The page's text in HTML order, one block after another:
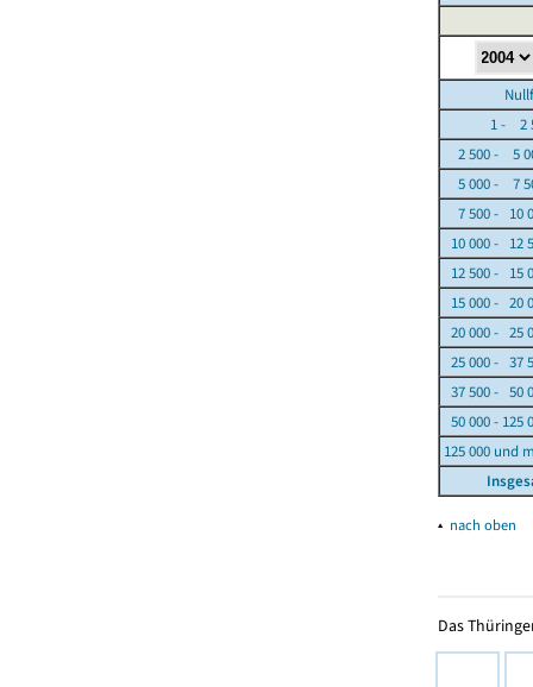
1 - 2
2 500 - 5
5 000 - 7
7 500 - 10
10 000 - 12
12 500 - 15
15 000 - 20
20 000 - 25
25 000 - 37
37 500 - 50
50 000 - 125
125 000 und
▴ nach oben
Das